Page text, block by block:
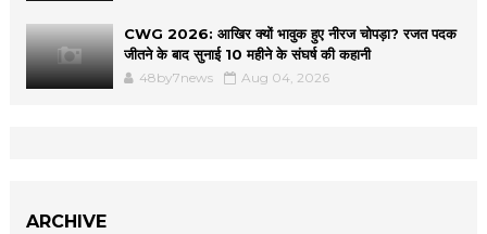
CWG 2026: आखिर क्यों भावुक हुए नीरज चोपड़ा? रजत पदक
जीतने के बाद सुनाई 10 महीने के संघर्ष की कहानी
48by7news Aug 04, 2026
ARCHIVE